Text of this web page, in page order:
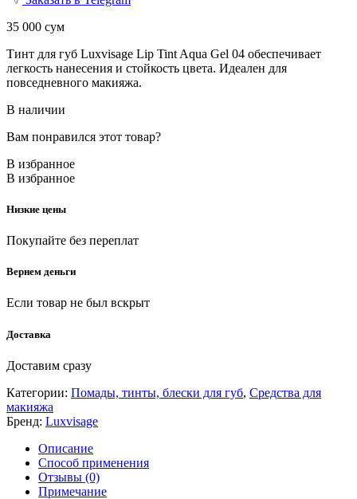
35 000 сум
Тинт для губ Luxvisage Lip Tint Aqua Gel 04 обеспечивает
легкость нанесения и стойкость цвета. Идеален для
повседневного макияжа.
В наличии
Вам понравился этот товар?
В избранное
В избранное
Низкие цены
Покупайте без переплат
Вернем деньги
Если товар не был вскрыт
Доставка
Доставим сразу
Категории: Помады, тинты, блески для губ, Средства для
макияжа
Бренд: Luxvisage
Описание
Способ применения
Отзывы (0)
Примечание